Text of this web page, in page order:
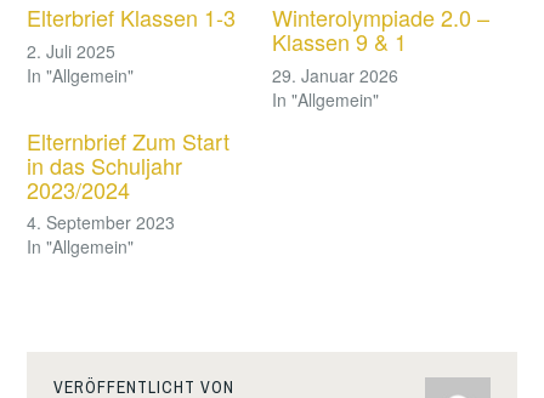
Elterbrief Klassen 1-3
2. Juli 2025
In "Allgemein"
Winterolympiade 2.0 –
Klassen 9 & 1
29. Januar 2026
In "Allgemein"
Elternbrief Zum Start
in das Schuljahr
2023/2024
4. September 2023
In "Allgemein"
VERÖFFENTLICHT VON